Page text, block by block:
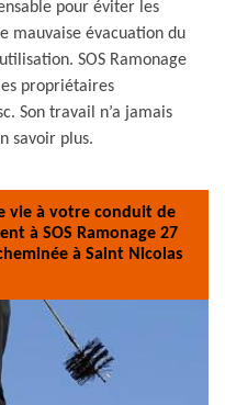
pour éviter les
mauvaise évacuation du
SOS Ramonage
propriétaires
Son travail n’a jamais
savoir plus.
vie à votre conduit de
à SOS Ramonage 27
à Saint Nicolas